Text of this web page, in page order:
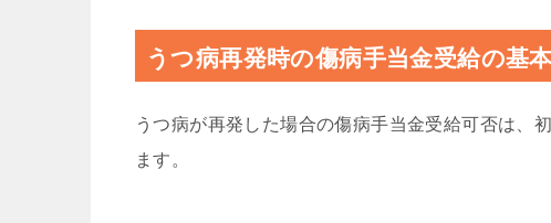
うつ病再発時の傷病手当金受給の基
うつ病が再発した場合の傷病手当金受給可否は、
ます。